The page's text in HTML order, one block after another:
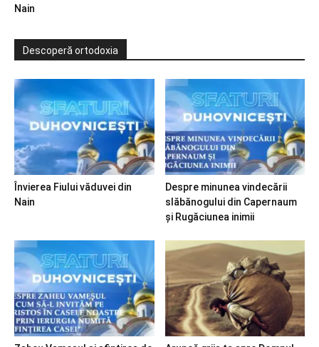
Nain
Descoperă ortodoxia
Învierea Fiului văduvei din
Nain
Despre minunea vindecării
slăbănogului din Capernaum
și Rugăciunea inimii